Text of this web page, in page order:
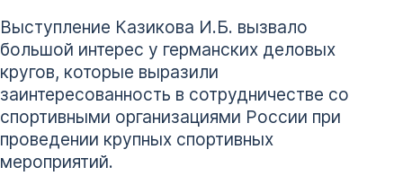
Выступление Казикова И.Б. вызвало
большой интерес у германских деловых
кругов, которые выразили
заинтересованность в сотрудничестве со
спортивными организациями России при
проведении крупных спортивных
мероприятий.